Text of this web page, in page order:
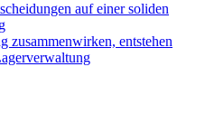
auf einer soliden
zusammenwirken, entstehen